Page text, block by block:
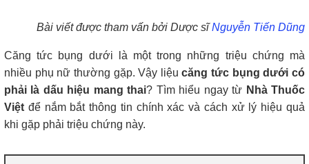
Bài viết được tham vấn bởi Dược sĩNguyễn Tiến Dũng
Căng tức bụng dưới là một trong những triệu chứng mà
nhiều phụ nữ thường gặp. Vậy liệucăng tức bụng dưới có
phải là dấu hiệu mang thai? Tìm hiểu ngay từ Nhà Thuốc
Việt để nắm bắt thông tin chính xác và cách xử lý hiệu quả
khi gặp phải triệu chứng này.